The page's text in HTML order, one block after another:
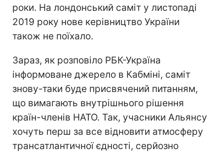
роки. На лондонський саміт у листопаді
2019 року нове керівництво України
також не поїхало.
Зараз, як розповіло РБК-Україна
інформоване джерело в Кабміні, саміт
знову-таки буде присвячений питанням,
що вимагають внутрішнього рішення
країн-членів НАТО. Так, учасники Альянсу
хочуть перш за все відновити атмосферу
трансатлантичної єдності, серйозно